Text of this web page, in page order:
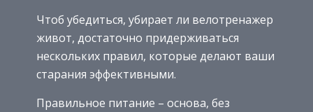
Чтоб убедиться, убирает ли велотренажер
живот, достаточно придерживаться
нескольких правил, которые делают ваши
старания эффективными.
Правильное питание – основа, без